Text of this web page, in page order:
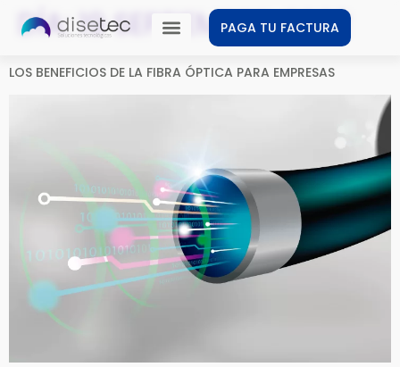
PAGA TU FACTURA
DÍA:19 SEPTIEMBRE, 2022
LOS BENEFICIOS DE LA FIBRA ÓPTICA PARA EMPRESAS